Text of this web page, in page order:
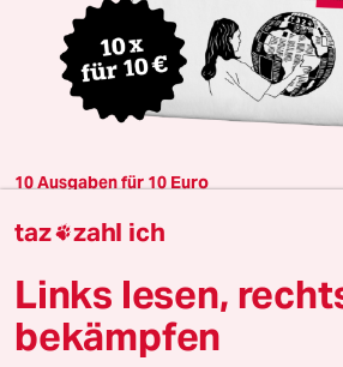
10 Ausgaben für 10 Euro
Die Wochenzeitung mit
Journalismus, der es nicht allen
Stimmen, die woanders nicht
zehn Wochen lang kennenlernen.
taz zahl ich
Links lesen,
bekämpfen